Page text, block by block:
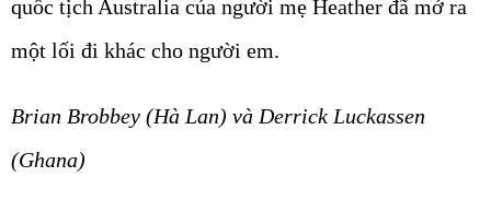
quốc tịch Australia của người mẹ Heather đã mở ra
một lối đi khác cho người em.
Brian Brobbey (Hà Lan) và Derrick Luckassen
(Ghana)